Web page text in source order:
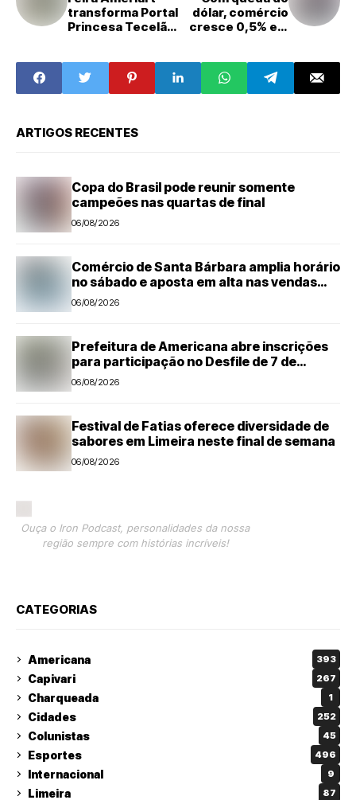
transforma Portal
Princesa Tecelã
neste domingo
em Americana
dólar, comércio
cresce 0,5% em
ARTIGOS RECENTES
Copa do Brasil pode reunir somente
campeões nas quartas de final
06/08/2026
Comércio de Santa Bárbara amplia horário
no sábado e aposta em alta nas vendas
para o Dia dos Pais
06/08/2026
Prefeitura de Americana abre inscrições
para participação no Desfile de 7 de
Setembro
06/08/2026
Festival de Fatias oferece diversidade de
sabores em Limeira neste final de semana
06/08/2026
Ouça o Iron Podcast, personalidades da nossa
região sempre com histórias incríveis!
CATEGORIAS
Americana 393
Capivari 267
Charqueada 1
Cidades 252
Colunistas 45
Esportes 496
Internacional 9
Limeira 87